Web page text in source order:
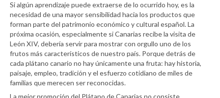
Si algún aprendizaje puede extraerse de lo ocurrido hoy, es la
necesidad de una mayor sensibilidad hacia los productos que
forman parte del patrimonio económico y cultural español. La
próxima ocasión, especialmente si Canarias recibe la visita de
León XIV, debería servir para mostrar con orgullo uno de los
frutos más característicos de nuestro país. Porque detrás de
cada plátano canario no hay únicamente una fruta: hay historia,
paisaje, empleo, tradición y el esfuerzo cotidiano de miles de
familias que merecen ser reconocidas.